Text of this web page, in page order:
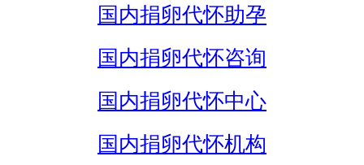
国内捐卵代怀助孕
国内捐卵代怀咨询
国内捐卵代怀中心
国内捐卵代怀机构